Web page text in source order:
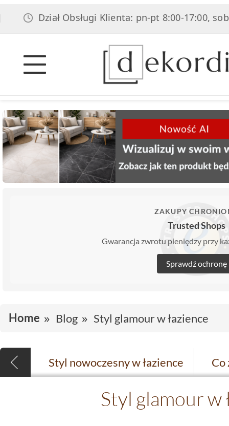
Obsługi Klienta: pn-pt 8:00-17:00, sob 8:00-
ZAKUPY
Trusted Shops
Gwarancja zwrotu pieniędzy przy
Sprawdź ochronę
Home Blog Styl glamour w łazience
Styl nowoczesny w łazience
Styl glamour w